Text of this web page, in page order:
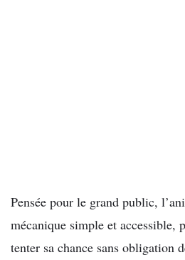
Pensée pour le grand public,
mécanique simple et accessible,
tenter sa chance sans obligation